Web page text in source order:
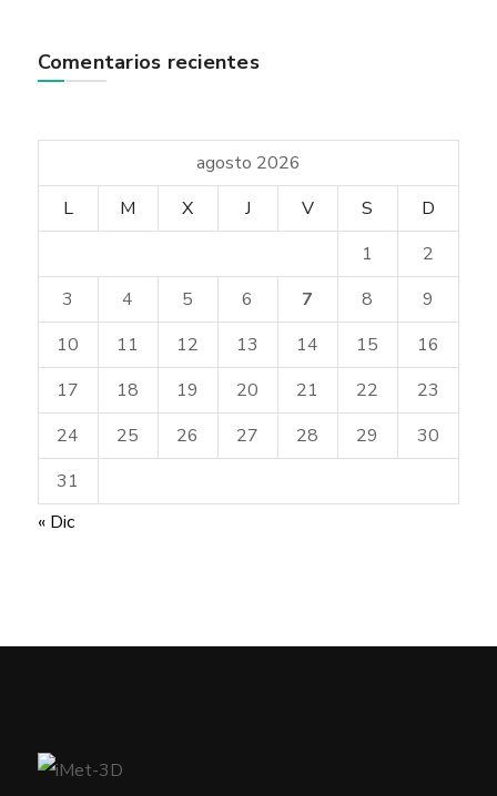
Comentarios recientes
agosto 2026
L
M X J V S
D
1
2
3
4 5 6 7 8
9
10
11 12 13 14 15
16
17
18 19 20 21 22
23
24
25 26 27 28 29
30
31
« Dic